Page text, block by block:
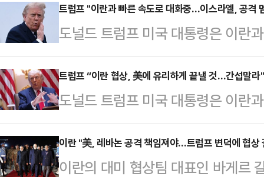
미국 대통령과의 통화 후 공개한 성
스라엘군은 레바논 남부에서 계획
시와 시민에 대한 공격을 멈추지 않
계속 공격할 것”이라고 전했다.앞
루스소셜을 통해 이란과 휴전 협상
헤즈볼라(레바논 친이란 무장정…
트럼프 "이란과 빠른 속도로 대화중…이스라엘, 공격
도널드 트럼프 미국 대통령은 이란
스라엘이 곧 헤즈볼라(레바논 친이
고 밝혔다.트럼프 대통령은 1일(현
통해 “이란과 대화는 빠른 속도로
되지 않도록 이스라엘과 헤즈볼라
앞서 이란은 이스라엘의 헤즈볼라
국과의 대화를 중단한다. 이스라엘
트럼프 “이란 협상, 美에 유리하게 끝낼 것…간섭말라"
도널드 트럼프 미국 대통령은 이란
될 것이라고 밝혔다.로이터통신에
벽 소셜미디어(SNS) 트루스소셜
있다. 반드시 미국에 이로운 합의가
이란 "美, 레바논 공격 책임져야…트럼프 변덕에 협상
이란의 대미 협상팀 대표인 바게르